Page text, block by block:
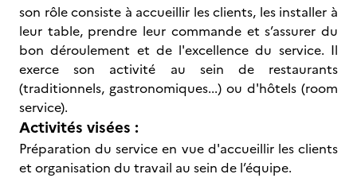
son rôle consiste à accueillir les clients, les installer à
leur table, prendre leur commande et s’assurer du
bon déroulement et de l'excellence du service. Il
exerce son activité au sein de restaurants
(traditionnels, gastronomiques...) ou d'hôtels (room
service).
Activités visées :
Préparation du service en vue d'accueillir les clients
et organisation du travail au sein de l’équipe.